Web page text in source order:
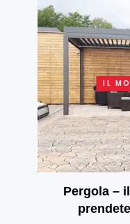
IL
Pergola –